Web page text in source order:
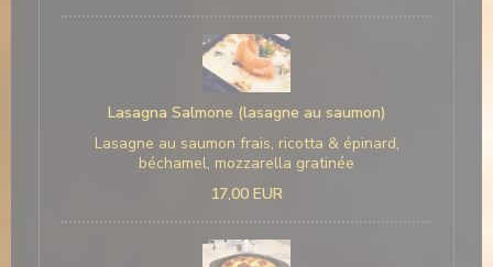
Lasagna Salmone (lasagne au saumon)
Lasagne au saumon frais, ricotta & épinard,
béchamel, mozzarella gratinée
17,00 EUR